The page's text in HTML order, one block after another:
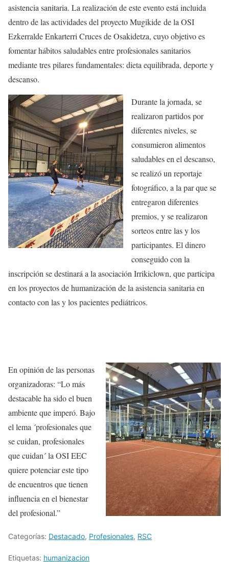
asistencia sanitaria. La realización de este evento está incluida
dentro de las actividades del proyecto Mugikide de la OSI
Ezkerralde Enkarterri Cruces de Osakidetza, cuyo objetivo es
fomentar hábitos saludables entre profesionales sanitarios
mediante tres pilares fundamentales: dieta equilibrada, deporte y
descanso.
Durante la jornada, se
realizaron partidos por
diferentes niveles, se
consumieron alimentos
saludables en el descanso,
se realizó un reportaje
fotográfico, a la par que se
entregaron diferentes
premios, y se realizaron
sorteos entre las y los
participantes. El dinero
conseguido con la
inscripción se destinará a la asociación Irrikiclown, que participa
en los proyectos de humanización de la asistencia sanitaria en
contacto con las y los pacientes pediátricos.
En opinión de las personas
organizadoras: “Lo más
destacable ha sido el buen
ambiente que imperó. Bajo
el lema ´profesionales que
se cuidan, profesionales
que cuidan´ la OSI EEC
quiere potenciar este tipo
de encuentros que tienen
influencia en el bienestar
del profesional.”
Categorías: Destacado, Profesionales, RSC
Etiquetas: humanizacion